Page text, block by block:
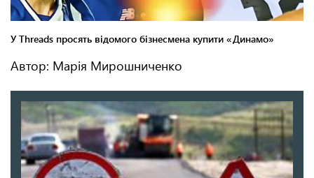
Автор: Марія Мирошниченко